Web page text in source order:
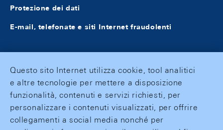
Protezione dei dati
E-mail, telefonate e siti Internet fraudolenti
Questo sito Internet utilizza cookie, tool analitici
e altre tecnologie per mettere a disposizione
funzionalità, contenuti e servizi richiesti, per
personalizzare i contenuti visualizzati, per offrire
collegamenti a social media nonché per